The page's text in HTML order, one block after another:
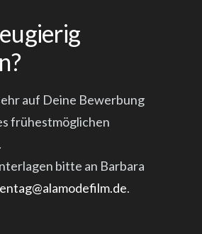
auf Deine Bewerbung
frühestmöglichen
bitte an Barbara
.